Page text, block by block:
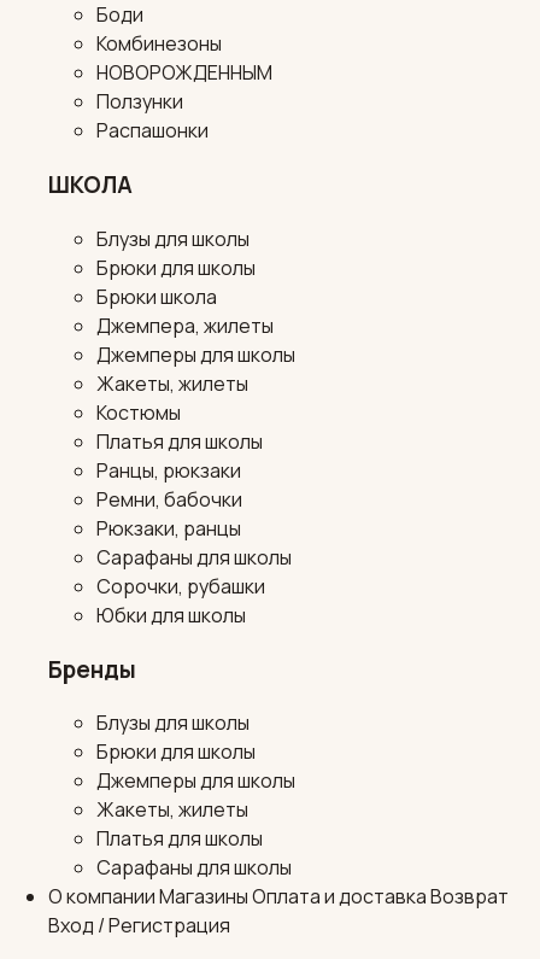
Боди
Комбинезоны
НОВОРОЖДЕННЫМ
Ползунки
Распашонки
ШКОЛА
Блузы для школы
Брюки для школы
Брюки школа
Джемпера, жилеты
Джемперы для школы
Жакеты, жилеты
Костюмы
Платья для школы
Ранцы, рюкзаки
Ремни, бабочки
Рюкзаки, ранцы
Сарафаны для школы
Сорочки, рубашки
Юбки для школы
Бренды
Блузы для школы
Брюки для школы
Джемперы для школы
Жакеты, жилеты
Платья для школы
Сарафаны для школы
О компанииМагазиныОплата и доставкаВозврат
Вход / Регистрация